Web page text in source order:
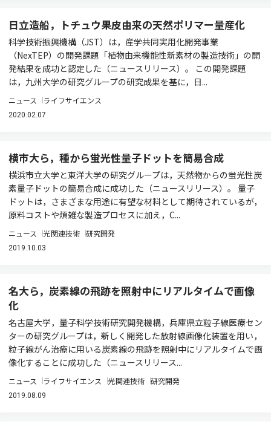
日立造船，トチュウ果皮由来の天然ポリマー量産化
科学技術振興機構（JST）は，産学共同実用化開発事業
（NexTEP）の開発課題「植物由来機能性新素材の製造技術」の開
発結果を成功と認定した（ニュースリリース）。 この開発課題
は，九州大学の研究グループの研究成果を基に，日...
ニュース ライフサイエンス
2020.02.07
横市大ら，種から蛍光性量子ドットを簡易合成
横浜市立大学と東洋大学の研究グループは，天然物からの蛍光性炭
素量子ドットの簡易合成に成功した（ニュースリリース）。 量子
ドットは，さまざまな用途に有望な材料として期待されているが，
原料コストや煩雑な製造プロセスに加え，C...
ニュース 光関連技術 研究開発
2019.10.03
名大ら，炭素線の飛跡を照射中にリアルタイムで画像
化
名古屋大学，量子科学技術研究開発機構，兵庫県立粒子線医療セン
ターの研究グループは，新しく開発した放射線画像化装置を用い，
粒子線がん治療に用いる炭素線の飛跡を照射中にリアルタイムで画
像化することに成功した（ニュースリリース...
ニュース ライフサイエンス 光関連技術 研究開発
2019.08.09